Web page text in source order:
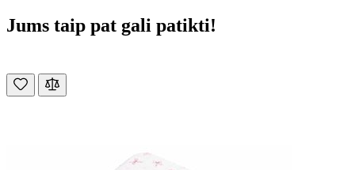
Jums taip pat gali patikti!